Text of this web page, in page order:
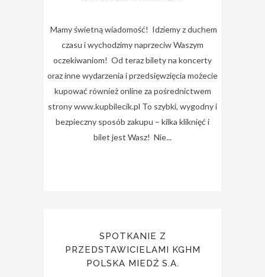
Mamy świetną wiadomość! Idziemy z duchem
czasu i wychodzimy naprzeciw Waszym
oczekiwaniom! Od teraz bilety na koncerty
oraz inne wydarzenia i przedsięwzięcia możecie
kupować również online za pośrednictwem
strony www.kupbilecik.pl To szybki, wygodny i
bezpieczny sposób zakupu – kilka kliknięć i
bilet jest Wasz! Nie...
SPOTKANIE Z
PRZEDSTAWICIELAMI KGHM
POLSKA MIEDŹ S.A.